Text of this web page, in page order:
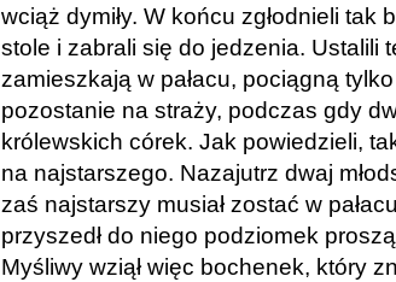
wciąż dymiły. W końcu zgłodnieli tak
stole i zabrali się do jedzenia. Ustalili
zamieszkają w pałacu, pociągną
pozostanie na straży, podczas gdy
królewskich córek. Jak powiedzieli,
na najstarszego. Nazajutrz dwaj
zaś najstarszy musiał zostać w
przyszedł do niego podziomek
Myśliwy wziął więc bochenek, który